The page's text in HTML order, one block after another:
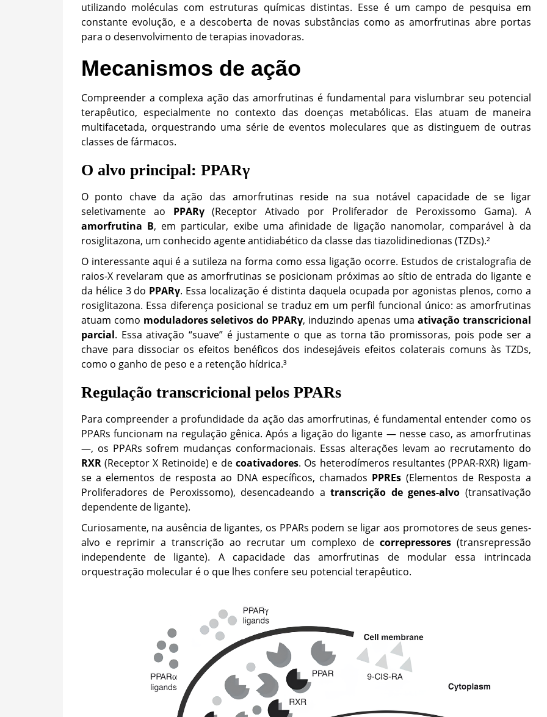
utilizando moléculas com estruturas químicas distintas. Esse é um campo de pesquisa em
constante evolução, e a descoberta de novas substâncias como as amorfrutinas abre portas
para o desenvolvimento de terapias inovadoras.
Mecanismos de ação
Compreender a complexa ação das amorfrutinas é fundamental para vislumbrar seu potencial
terapêutico, especialmente no contexto das doenças metabólicas. Elas atuam de maneira
multifacetada, orquestrando uma série de eventos moleculares que as distinguem de outras
classes de fármacos.
O alvo principal: PPARγ
O ponto chave da ação das amorfrutinas reside na sua notável capacidade de se ligar
seletivamente ao PPARγ(Receptor Ativado por Proliferador de Peroxissomo Gama). A
amorfrutina B, em particular, exibe uma afinidade de ligação nanomolar, comparável à da
rosiglitazona, um conhecido agente antidiabético da classe das tiazolidinedionas (TZDs).²
O interessante aqui é a sutileza na forma como essa ligação ocorre. Estudos de cristalografia de
raios-X revelaram que as amorfrutinas se posicionam próximas ao sítio de entrada do ligante e
da hélice 3 do PPARγ. Essa localização é distinta daquela ocupada por agonistas plenos, como a
rosiglitazona. Essa diferença posicional se traduz em um perfil funcional único: as amorfrutinas
atuam como moduladores seletivos do PPARγ, induzindo apenas uma ativação transcricional
parcial. Essa ativação “suave” é justamente o que as torna tão promissoras, pois pode ser a
chave para dissociar os efeitos benéficos dos indesejáveis efeitos colaterais comuns às TZDs,
como o ganho de peso e a retenção hídrica.³
Regulação transcricional pelos PPARs
Para compreender a profundidade da ação das amorfrutinas, é fundamental entender como os
PPARs funcionam na regulação gênica. Após a ligação do ligante — nesse caso, as amorfrutinas
—, os PPARs sofrem mudanças conformacionais. Essas alterações levam ao recrutamento do
RXR(Receptor X Retinoide) e de coativadores. Os heterodímeros resultantes (PPAR-RXR) ligam-
se a elementos de resposta ao DNA específicos, chamados PPREs (Elementos de Resposta a
Proliferadores de Peroxissomo), desencadeando atranscrição de genes-alvo (transativação
dependente de ligante).
Curiosamente, na ausência de ligantes, os PPARs podem se ligar aos promotores de seus genes-
alvo e reprimir a transcrição ao recrutar um complexo de correpressores(transrepressão
independente de ligante). A capacidade das amorfrutinas de modular essa intrincada
orquestração molecular é o que lhes confere seu potencial terapêutico.